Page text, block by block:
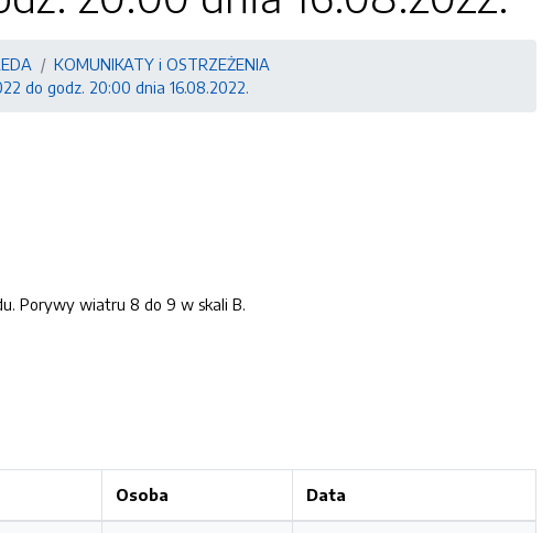
KOMUNIKATY i OSTRZEŻENIA
do godz. 20:00 dnia 16.08.2022.
Porywy wiatru 8 do 9 w skali B.
Osoba Data